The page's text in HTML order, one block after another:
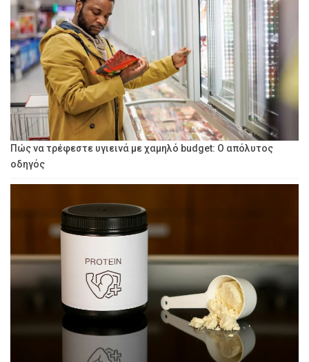
Πώς να τρέφεστε υγιεινά με χαμηλό budget: Ο απόλυτος
οδηγός